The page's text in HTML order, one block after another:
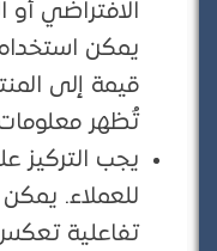
الافتراضي أو
يمكن استخدام
قيمة إلى
تُظهر معلومات
يجب التركيز
للعملاء.
تفاعلية تعكس